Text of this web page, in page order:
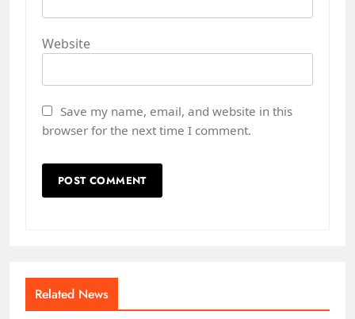
Website
Save my name, email, and website in this
browser for the next time I comment.
Related News